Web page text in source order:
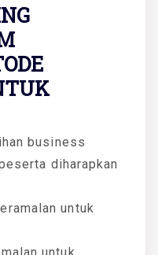
business
diharapkan
untuk
untuk